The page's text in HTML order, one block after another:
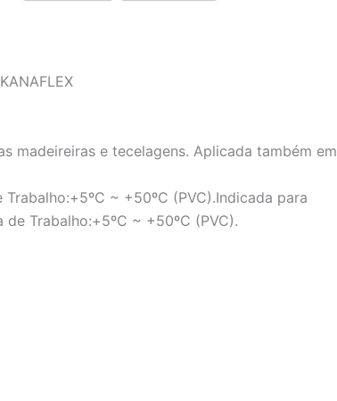
madeireiras e tecelagens. Aplicada também em
~ +50ºC (PVC).Indicada para
Trabalho:+5ºC ~ +50ºC (PVC).